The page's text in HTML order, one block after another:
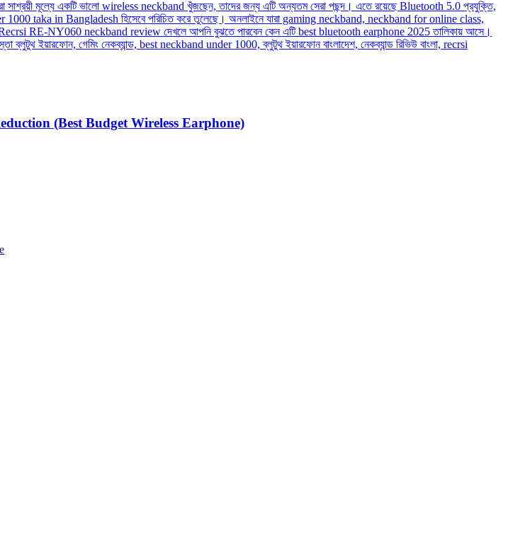
(Best Budget Wireless Earphone)